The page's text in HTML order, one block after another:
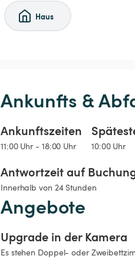
Haus
Ankunfts &
Ankunftszeiten
11:00 Uhr - 18:00 Uhr 10:00 Uhr
Antwortzeit auf
Innerhalb von 24 Stunden
Angebote
Upgrade in der Kamera
Es stehen Doppel- oder